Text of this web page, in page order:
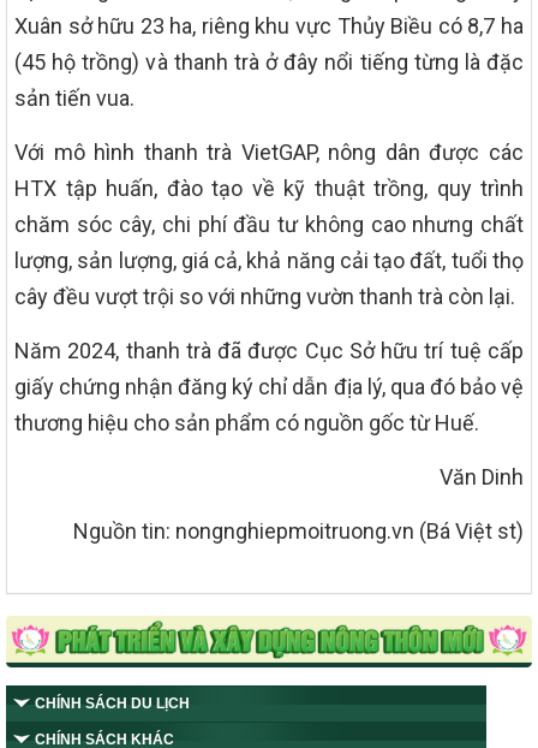
Xuân sở hữu 23 ha, riêng khu vực Thủy Biều có 8,7 ha
(45 hộ trồng) và thanh trà ở đây nổi tiếng từng là đặc
sản tiến vua.
Với mô hình thanh trà VietGAP, nông dân được các
HTX tập huấn, đào tạo về kỹ thuật trồng, quy trình
chăm sóc cây, chi phí đầu tư không cao nhưng chất
lượng, sản lượng, giá cả, khả năng cải tạo đất, tuổi thọ
cây đều vượt trội so với những vườn thanh trà còn lại.
Năm 2024, thanh trà đã được Cục Sở hữu trí tuệ cấp
giấy chứng nhận đăng ký chỉ dẫn địa lý, qua đó bảo vệ
thương hiệu cho sản phẩm có nguồn gốc từ Huế.
Văn Dinh
Nguồn tin: nongnghiepmoitruong.vn (Bá Việt st)
CHÍNH SÁCH DU LỊCH
CHÍNH SÁCH KHÁC